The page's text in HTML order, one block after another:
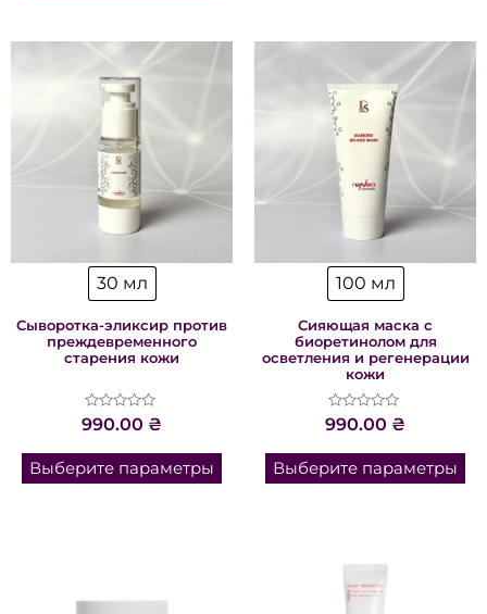
30 мл
Сыворотка-эликсир против
преждевременного
старения кожи
Оценка
0
990.00 ₴
Выберите параметры
100 мл
Сияющая маска с
биоретинолом для
осветления и регенерации
кожи
Оценка
0
990.00 ₴
Выберите параметры